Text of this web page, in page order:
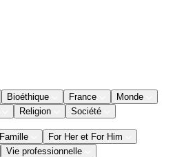
Bioéthique France
Monde
Religion Société
Famille
For Her et For Him
Vie professionnelle